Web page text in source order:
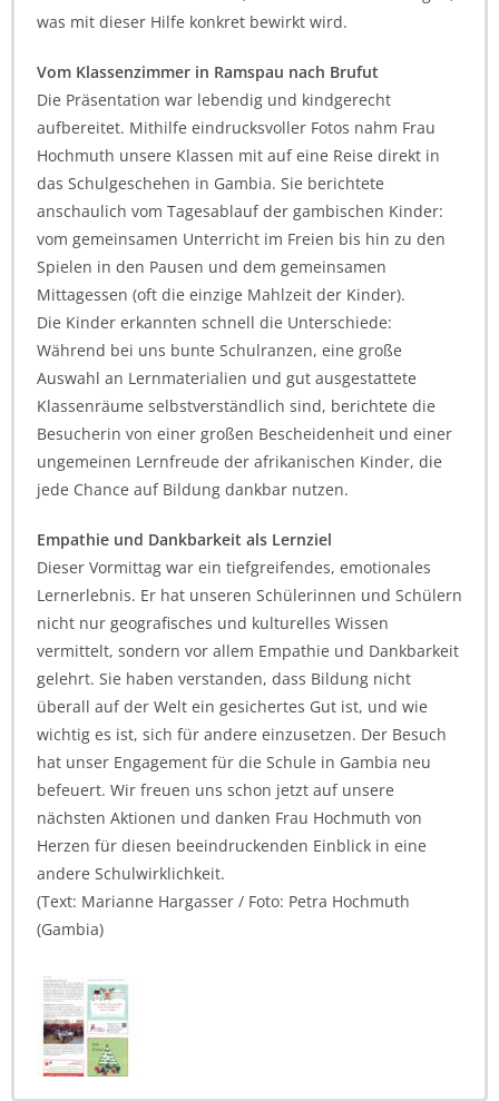
was mit dieser Hilfe konkret bewirkt wird.
Vom Klassenzimmer in Ramspau nach Brufut
Die Präsentation war lebendig und kindgerecht
aufbereitet. Mithilfe eindrucksvoller Fotos nahm Frau
Hochmuth unsere Klassen mit auf eine Reise direkt in
das Schulgeschehen in Gambia. Sie berichtete
anschaulich vom Tagesablauf der gambischen Kinder:
vom gemeinsamen Unterricht im Freien bis hin zu den
Spielen in den Pausen und dem gemeinsamen
Mittagessen (oft die einzige Mahlzeit der Kinder).
Die Kinder erkannten schnell die Unterschiede:
Während bei uns bunte Schulranzen, eine große
Auswahl an Lernmaterialien und gut ausgestattete
Klassenräume selbstverständlich sind, berichtete die
Besucherin von einer großen Bescheidenheit und einer
ungemeinen Lernfreude der afrikanischen Kinder, die
jede Chance auf Bildung dankbar nutzen.
Empathie und Dankbarkeit als Lernziel
Dieser Vormittag war ein tiefgreifendes, emotionales
Lernerlebnis. Er hat unseren Schülerinnen und Schülern
nicht nur geografisches und kulturelles Wissen
vermittelt, sondern vor allem Empathie und Dankbarkeit
gelehrt. Sie haben verstanden, dass Bildung nicht
überall auf der Welt ein gesichertes Gut ist, und wie
wichtig es ist, sich für andere einzusetzen. Der Besuch
hat unser Engagement für die Schule in Gambia neu
befeuert. Wir freuen uns schon jetzt auf unsere
nächsten Aktionen und danken Frau Hochmuth von
Herzen für diesen beeindruckenden Einblick in eine
andere Schulwirklichkeit.
(Text: Marianne Hargasser / Foto: Petra Hochmuth
(Gambia)